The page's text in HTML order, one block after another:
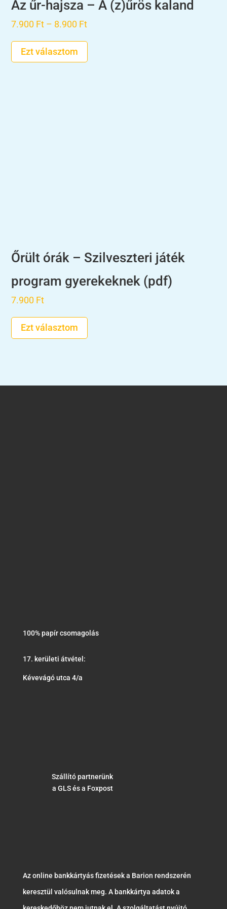
Az űr-hajsza – A (z)űrös kaland
7.900 Ft – 8.900 FtÁrtartomány:
Ezt választom
Őrült órák – Szilveszteri játék
program gyerekeknek (pdf)
7.900 Ft
Ezt választom
100% papír csomagolás
17. kerületi átvétel:
Kévevágó utca 4/a
Szállító partnerünk
a GLS és a Foxpost
Az online bankkártyás fizetések a Barion rendszerén
keresztül valósulnak meg. A bankkártya adatok a